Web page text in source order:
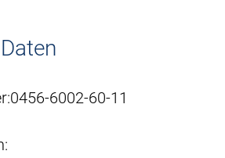
0456-6002-60-11